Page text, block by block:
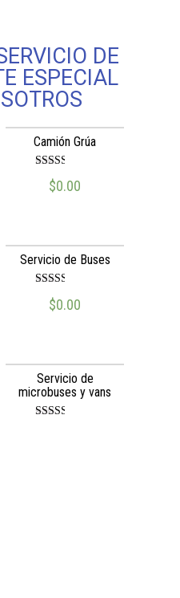
DE
ESPECIAL
Camión Grúa
Valora
do en
$0.00
Servicio de Buses
Valora
do en
2.49
$0.00
Servicio de
microbuses y vans